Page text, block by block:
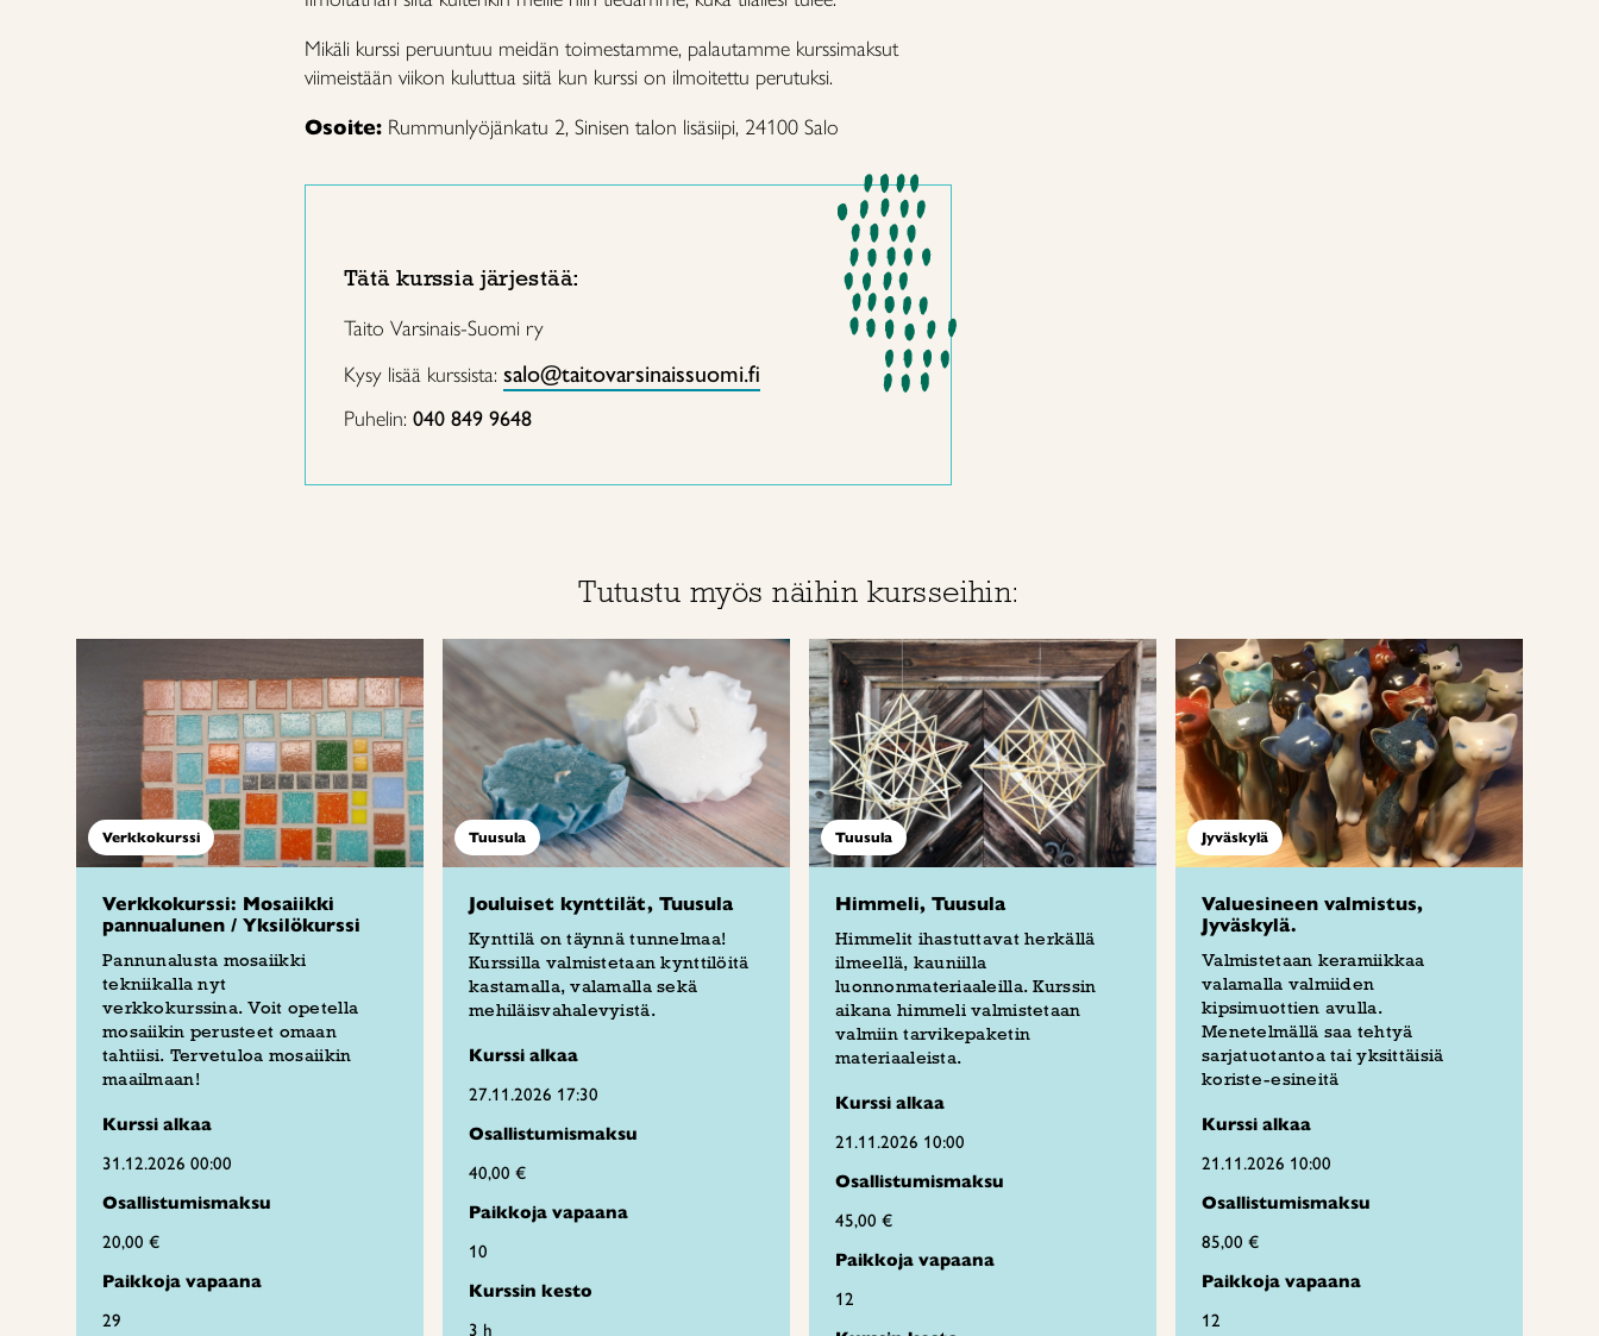
Mikäli kurssi peruuntuu meidän toimestamme, palautamme kurssimaksut
viimeistään viikon kuluttua siitä kun kurssi on ilmoitettu perutuksi.
Osoite: Rummunlyöjänkatu 2, Sinisen talon lisäsiipi, 24100 Salo
Tätä kurssia järjestää:
Taito Varsinais-Suomi ry
Kysy lisää kurssista: salo@taitovarsinaissuomi.fi
Puhelin: 040 849 9648
Tutustu myös näihin kursseihin:
Verkkokurssi
Verkkokurssi: Mosaiikki
pannualunen / Yksilökurssi
Pannunalusta mosaiikki
tekniikalla nyt
verkkokurssina. Voit opetella
mosaiikin perusteet omaan
tahtiisi. Tervetuloa mosaiikin
maailmaan!
Kurssi alkaa
31.12.2026 00:00
Osallistumismaksu
20,00 €
Paikkoja vapaana
29
Tuusula
Jouluiset kynttilät, Tuusula
Kynttilä on täynnä tunnelmaa!
Kurssilla valmistetaan kynttilöitä
kastamalla, valamalla sekä
mehiläisvahalevyistä.
Kurssi alkaa
27.11.2026 17:30
Osallistumismaksu
40,00 €
Paikkoja vapaana
10
Kurssin kesto
3 h
Tuusula
Himmeli, Tuusula
Himmelit ihastuttavat herkällä
ilmeellä, kauniilla
luonnonmateriaaleilla. Kurssin
aikana himmeli valmistetaan
valmiin tarvikepaketin
materiaaleista.
Kurssi alkaa
21.11.2026 10:00
Osallistumismaksu
45,00 €
Paikkoja vapaana
12
Jyväskylä
Valuesineen valmistus,
Jyväskylä.
Valmistetaan keramiikkaa
valamalla valmiiden
kipsimuottien avulla.
Menetelmällä saa tehtyä
sarjatuotantoa tai yksittäisiä
koriste-esineitä
Kurssi alkaa
21.11.2026 10:00
Osallistumismaksu
85,00 €
Paikkoja vapaana
12